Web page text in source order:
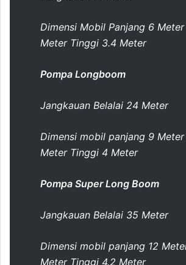
Dimensi Mobil Panjang 6
Meter Tinggi 3.4 Meter
Pompa Longboom
Jangkauan Belalai 24 Meter
Dimensi mobil panjang 9
Meter Tinggi 4 Meter
Pompa Super Long Boom
Jangkauan Belalai 35 Meter
Dimensi mobil panjang 12
Meter Tinggi 4.2 Meter